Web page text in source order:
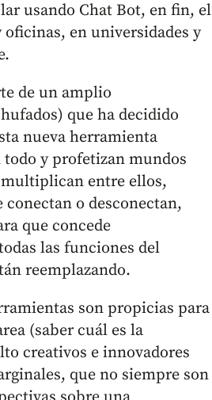
usando Chat Bot, en fin, el
en universidades y
de un amplio
que ha decidido
nueva herramienta
y profetizan mundos
entre ellos,
o desconectan,
que concede
las funciones del
reemplazando.
son propicias para
(saber cuál es la
creativos e innovadores
que no siempre son